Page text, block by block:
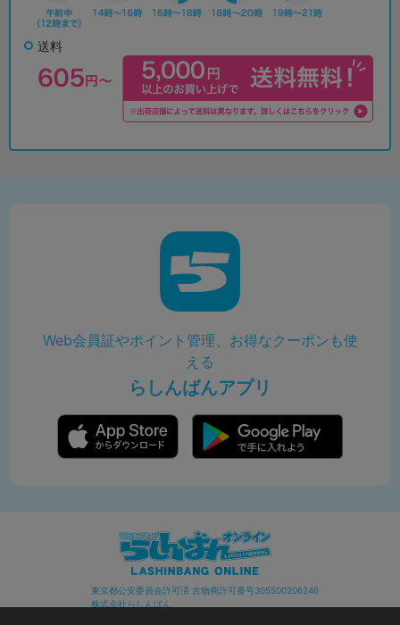
送料
Web会員証やポイント管理、お得なクーポンも使
える
らしんばんアプリ
東京都公安委員会許可済 古物商許可番号305500206246
株式会社らしんばん